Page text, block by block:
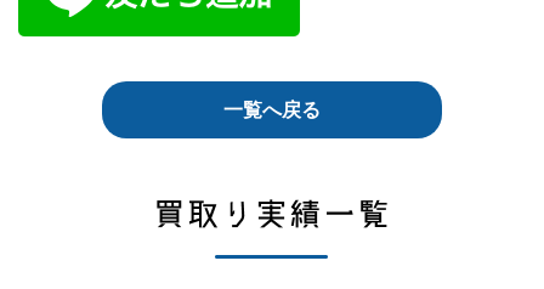
一覧へ戻る